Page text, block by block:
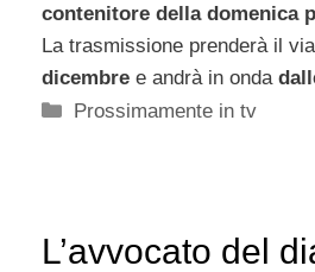
contenitore della domenica
La trasmissione prenderà il via
dicembre e andrà in onda
Categorie
Prossimamente in tv
L’avvocato del